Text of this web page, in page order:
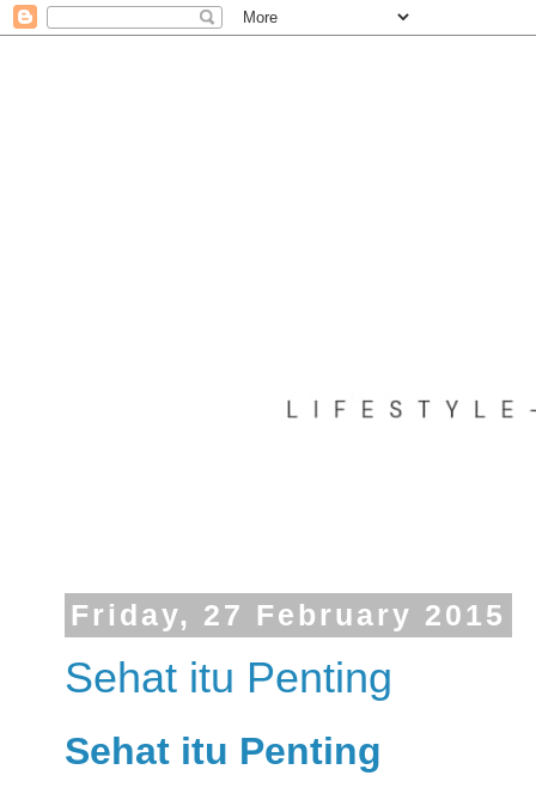
Friday, 27 February 2015
Sehat itu Penting
Sehat itu Penting